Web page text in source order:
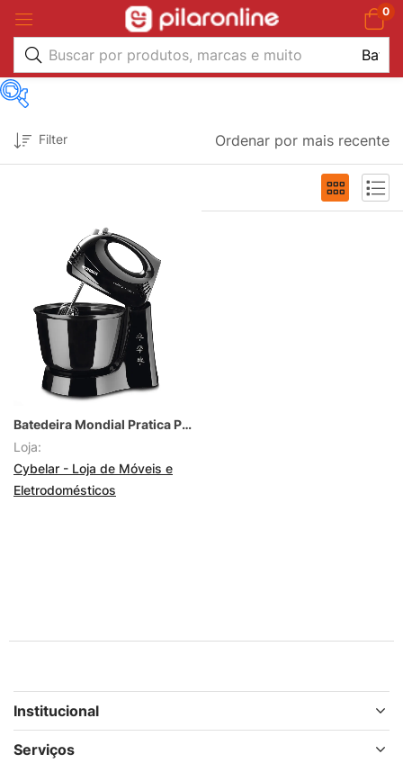
0
Marca
1
Filter Ordenar por mais recente
Batedeira Mondial Pratica Portatil 3,6L 2 Batedores 3 Velocidades + Turbo 400W Potente Preto – 110V
Loja:
Cybelar - Loja de Móveis e
Eletrodomésticos
Institucional
Serviços